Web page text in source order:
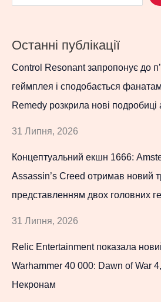
Останні публікації
Control Resonant запропонує до
геймплея і сподобається
Remedy розкрила нові подробиці
31 Липня, 2026
Концептуальний екшн 1666:
Assassin’s Creed отримав новий
представленням двох головних
31 Липня, 2026
Relic Entertainment показала
Warhammer 40 000: Dawn of War
Некронам